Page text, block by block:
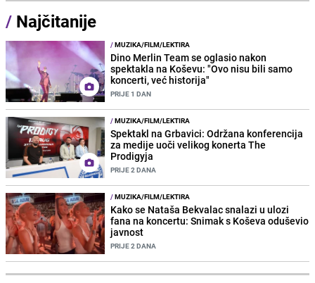
/ Najčitanije
/MUZIKA/FILM/LEKTIRA
Dino Merlin Team se oglasio nakon
spektakla na Koševu: "Ovo nisu bili samo
koncerti, već historija"
PRIJE 1 DAN
/MUZIKA/FILM/LEKTIRA
Spektakl na Grbavici: Održana konferencija
za medije uoči velikog konerta The
Prodigyja
PRIJE 2 DANA
/MUZIKA/FILM/LEKTIRA
Kako se Nataša Bekvalac snalazi u ulozi
fana na koncertu: Snimak s Koševa oduševio
javnost
PRIJE 2 DANA